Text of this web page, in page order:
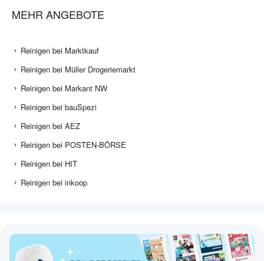
MEHR ANGEBOTE
Reinigen bei Marktkauf
Reinigen bei Müller Drogeriemarkt
Reinigen bei Markant NW
Reinigen bei bauSpezi
Reinigen bei AEZ
Reinigen bei POSTEN-BÖRSE
Reinigen bei HIT
Reinigen bei inkoop